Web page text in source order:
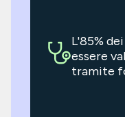
L'85%
essere
tramite